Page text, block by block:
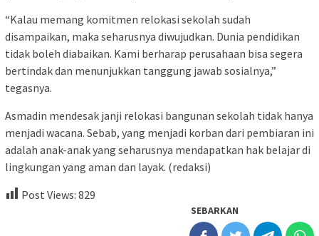
“Kalau memang komitmen relokasi sekolah sudah
disampaikan, maka seharusnya diwujudkan. Dunia pendidikan
tidak boleh diabaikan. Kami berharap perusahaan bisa segera
bertindak dan menunjukkan tanggung jawab sosialnya,”
tegasnya.
Asmadin mendesak janji relokasi bangunan sekolah tidak hanya
menjadi wacana. Sebab, yang menjadi korban dari pembiaran ini
adalah anak-anak yang seharusnya mendapatkan hak belajar di
lingkungan yang aman dan layak. (redaksi)
Post Views: 829
SEBARKAN